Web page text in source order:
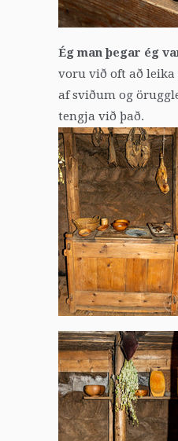
Ég man þegar ég
voru við oft að
af sviðum og
tengja við það.